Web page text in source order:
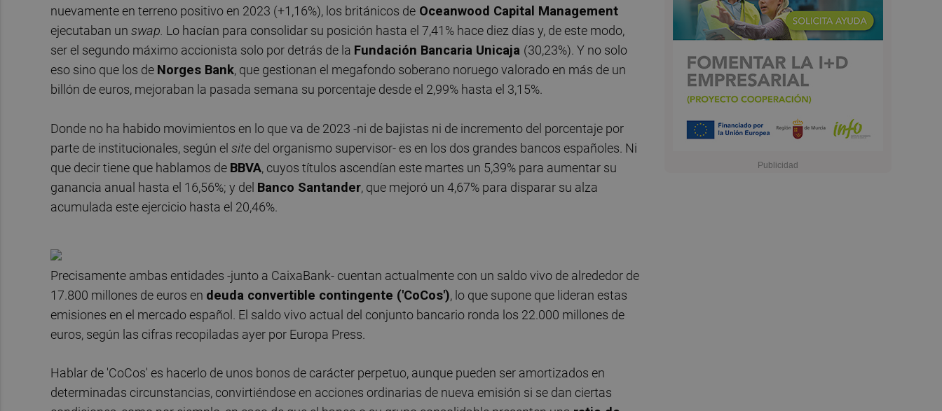
nuevamente en terreno positivo en 2023 (+1,16%), los británicos de Oceanwood Capital Management
ejecutaban un swap. Lo hacían para consolidar su posición hasta el 7,41% hace diez días y, de este modo,
ser el segundo máximo accionista solo por detrás de la Fundación Bancaria Unicaja (30,23%). Y no solo
eso sino que los de Norges Bank, que gestionan el megafondo soberano noruego valorado en más de un
billón de euros, mejoraban la pasada semana su porcentaje desde el 2,99% hasta el 3,15%.
Donde no ha habido movimientos en lo que va de 2023 -ni de bajistas ni de incremento del porcentaje por
parte de institucionales, según el site del organismo supervisor- es en los dos grandes bancos españoles. Ni
que decir tiene que hablamos de BBVA, cuyos títulos ascendían este martes un 5,39% para aumentar su
ganancia anual hasta el 16,56%; y del Banco Santander, que mejoró un 4,67% para disparar su alza
acumulada este ejercicio hasta el 20,46%.
Precisamente ambas entidades -junto a CaixaBank- cuentan actualmente con un saldo vivo de alrededor de
17.800 millones de euros en deuda convertible contingente ('CoCos'), lo que supone que lideran estas
emisiones en el mercado español. El saldo vivo actual del conjunto bancario ronda los 22.000 millones de
euros, según las cifras recopiladas ayer por Europa Press.
Hablar de 'CoCos' es hacerlo de unos bonos de carácter perpetuo, aunque pueden ser amortizados en
determinadas circunstancias, convirtiéndose en acciones ordinarias de nueva emisión si se dan ciertas